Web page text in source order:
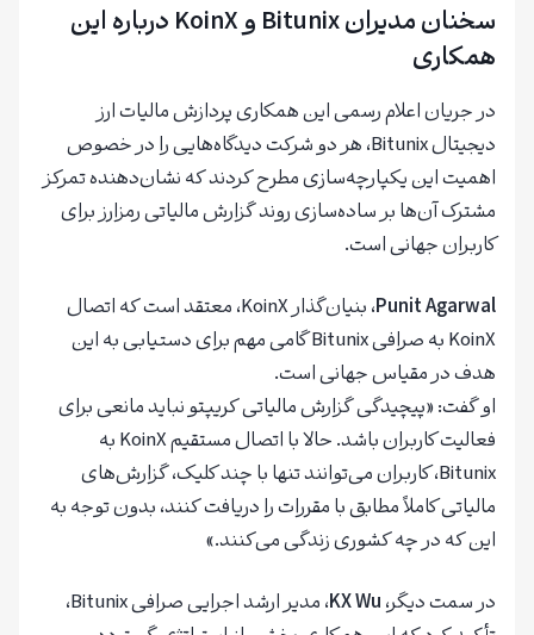
سخنان مدیران Bitunix و KoinX درباره این
همکاری
در جریان اعلام رسمی این همکاری پردازش مالیات ارز
دیجیتال Bitunix، هر دو شرکت دیدگاه‌هایی را در خصوص
اهمیت این یکپارچه‌سازی مطرح کردند که نشان‌دهنده تمرکز
مشترک آن‌ها بر ساده‌سازی روند گزارش مالیاتی رمزارز برای
کاربران جهانی است.
Punit Agarwal
، بنیان‌گذار KoinX، معتقد است که اتصال
KoinX به صرافی Bitunix گامی مهم برای دستیابی به این
هدف در مقیاس جهانی است.
او گفت: «پیچیدگی گزارش مالیاتی کریپتو نباید مانعی برای
فعالیت کاربران باشد. حالا با اتصال مستقیم KoinX به
Bitunix، کاربران می‌توانند تنها با چند کلیک، گزارش‌های
مالیاتی کاملاً مطابق با مقررات را دریافت کنند، بدون توجه به
این‌ که در چه کشوری زندگی می‌کنند.»
در سمت دیگر،KX Wu
، مدیر ارشد اجرایی صرافی Bitunix،